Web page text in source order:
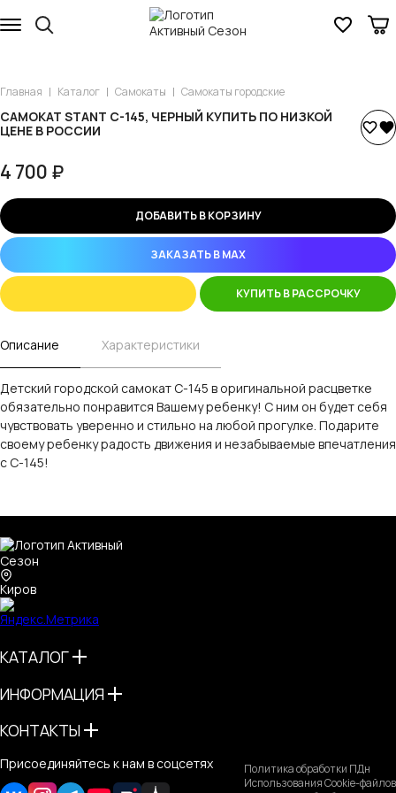
Главная Каталог Самокаты Самокаты городские
САМОКАТ STANT С-145, ЧЕРНЫЙ КУПИТЬ ПО НИЗКОЙ
ЦЕНЕ В РОССИИ
4 700 ₽
ДОБАВИТЬ В КОРЗИНУ
ЗАКАЗАТЬ В MAX
КУПИТЬ В РАССРОЧКУ
Описание Характеристики
Детский городской самокат С-145 в оригинальной расцветке
обязательно понравится Вашему ребенку! С ним он будет себя
чувствовать уверенно и стильно на любой прогулке. Подарите
своему ребенку радость движения и незабываемые впечатления
с С-145!
Киров
КАТАЛОГ
ИНФОРМАЦИЯ
КОНТАКТЫ
Политика обработки ПДн
Использования Cookie-файлов
Присоединяйтесь к нам в соцсетях